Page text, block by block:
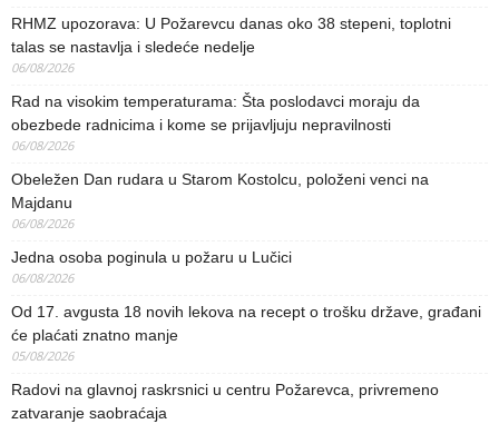
RHMZ upozorava: U Požarevcu danas oko 38 stepeni, toplotni
talas se nastavlja i sledeće nedelje
06/08/2026
Rad na visokim temperaturama: Šta poslodavci moraju da
obezbede radnicima i kome se prijavljuju nepravilnosti
06/08/2026
Obeležen Dan rudara u Starom Kostolcu, položeni venci na
Majdanu
06/08/2026
Jedna osoba poginula u požaru u Lučici
06/08/2026
Od 17. avgusta 18 novih lekova na recept o trošku države, građani
će plaćati znatno manje
05/08/2026
Radovi na glavnoj raskrsnici u centru Požarevca, privremeno
zatvaranje saobraćaja